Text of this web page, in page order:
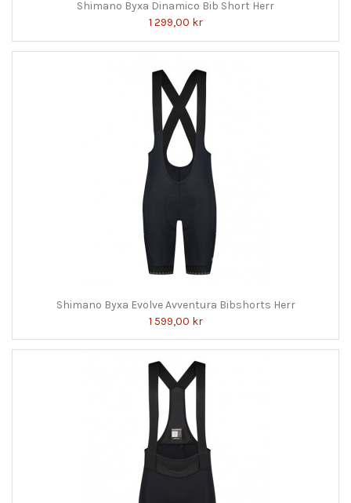
Shimano Byxa Dinamico Bib Short Herr
1 299,00 kr
Shimano Byxa Evolve Avventura Bibshorts Herr
1 599,00 kr